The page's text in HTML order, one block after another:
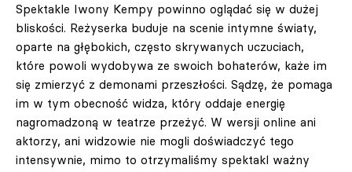
Spektakle Iwony Kempy powinno oglądać się w dużej
bliskości. Reżyserka buduje na scenie intymne światy,
oparte na głębokich, często skrywanych uczuciach,
które powoli wydobywa ze swoich bohaterów, każe im
się zmierzyć z demonami przeszłości. Sądzę, że pomaga
im w tym obecność widza, który oddaje energię
nagromadzoną w teatrze przeżyć. W wersji online ani
aktorzy, ani widzowie nie mogli doświadczyć tego
intensywnie, mimo to otrzymaliśmy spektakl ważny